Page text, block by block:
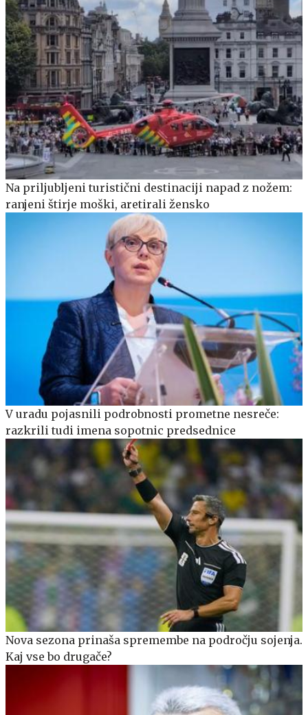
Na priljubljeni turistični destinaciji napad z nožem:
ranjeni štirje moški, aretirali žensko
V uradu pojasnili podrobnosti prometne nesreče:
razkrili tudi imena sopotnic predsednice
Nova sezona prinaša spremembe na področju sojenja.
Kaj vse bo drugače?